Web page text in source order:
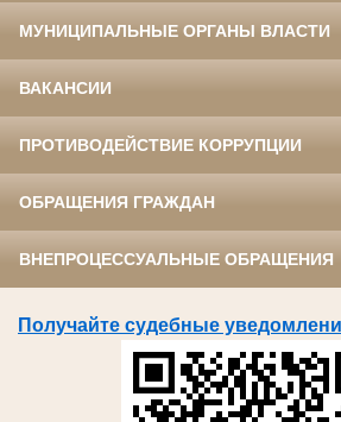
МУНИЦИПАЛЬНЫЕ ОРГАНЫ ВЛАСТИ
ВАКАНСИИ
ПРОТИВОДЕЙСТВИЕ КОРРУПЦИИ
ОБРАЩЕНИЯ ГРАЖДАН
ВНЕПРОЦЕССУАЛЬНЫЕ ОБРАЩЕНИЯ
Получайте судебные